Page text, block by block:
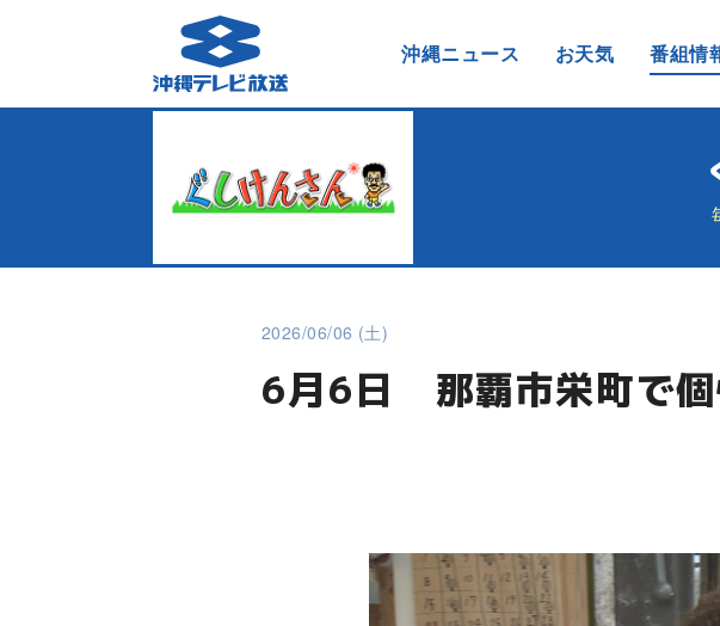
沖縄ニュース お天気 番組情
2026/06/06 (土)
6月6日 那覇市栄町で個